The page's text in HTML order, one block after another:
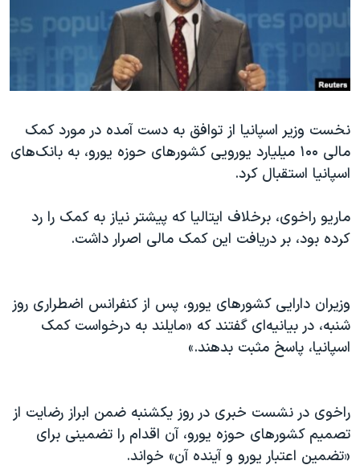
فرهنگ و زندگی
اسرائیل در جنگ
گالری عکس
مستندها
انتخابات ریاست جمهوری آمریکا ۲۰۲۴
حمله جمهوری اسلامی به اسرائیل
ورزش زنان در ایران
اعتراضات زن، زندگی، آزادی
تریبونال مردمی آبان ۹۸
دادگاه حمید نوری
قانون شفافیت دارائی کادر رهبری ایران
اعتراضات مردمی آبان ۹۸
همایش محافظه‌کاران آمریکا «سی‌پک»
صفحه‌های ویژه
دنبال کنید
زبانهای مختلف
نخست وزیر اسپانیا از توافق به دست آمده در مورد کمک
مالی ۱۰۰ میلیارد یورویی کشورهای حوزه یورو، به بانک‌های
اسپانیا استقبال کرد.
ماریو راخوی، برخلاف ایتالیا که پیشتر نیاز به کمک را رد
کرده بود، بر دریافت این کمک مالی اصرار داشت.
وزیران دارایی کشورهای یورو، پس از کنفرانس اضطراری روز
شنبه، در بیانیه‌ای گفتند که «مایلند به درخواست کمک
اسپانیا، پاسخ مثبت بدهند.»
راخوی در نشست خبری در روز یکشنبه ضمن ابراز رضایت از
تصمیم کشورهای حوزه یورو، آن اقدام را تضمینی برای
«تضمین اعتبار یورو و آینده آن» خواند.